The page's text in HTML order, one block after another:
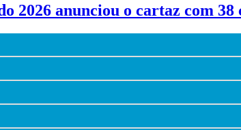
2026 anunciou o cartaz com 38